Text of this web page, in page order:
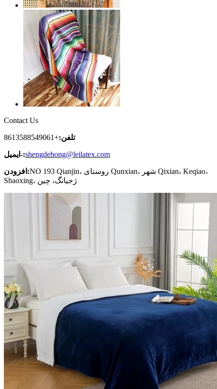
Contact Us
تلفن:+8613588549061
ایمیل-:shengdehong@leilatex.com
افزودن:NO 193 Qianjin، روستای Qunxian، شهر Qixian، Keqiao،
Shaoxing، ژجیانگ، چین